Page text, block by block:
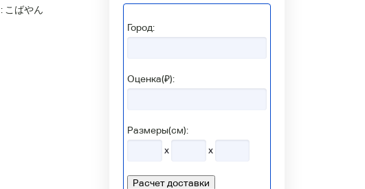
こばやん
Город:
Оценка(₽):
Размеры(см):
x
x
Расчет доставки